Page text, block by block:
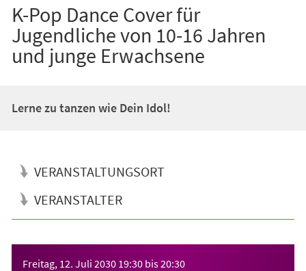
K-Pop Dance Cover für
Jugendliche von 10-16 Jahren
und junge Erwachsene
Lerne zu tanzen wie Dein Idol!
VERANSTALTUNGSORT
VERANSTALTER
Freitag, 12. Juli 2030 19:30 bis20:30